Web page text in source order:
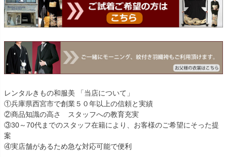
レンタルきもの和服美 「当店について」
①兵庫県西宮市で創業５０年以上の信頼と実績
②商品知識の高さ スタッフへの教育充実
③30～70代までのスタッフ在籍により、お客様のご希望にそった提
案
④実店舗があるため急な対応可能で便利